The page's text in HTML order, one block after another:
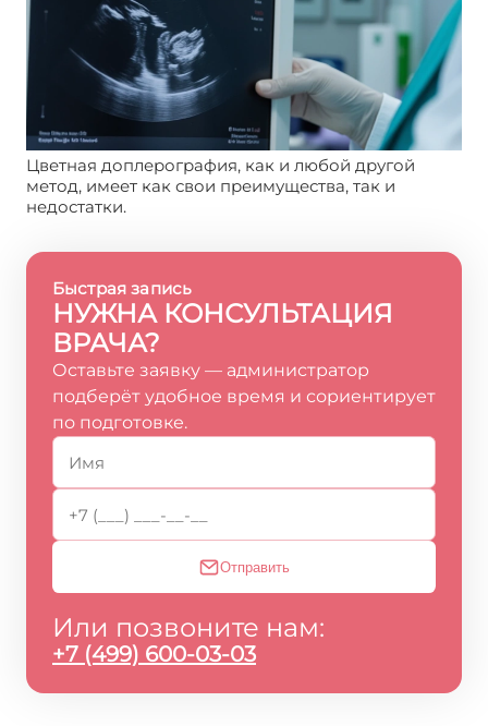
Цветная доплерография, как и любой другой
метод, имеет как свои преимущества, так и
недостатки.
Быстрая запись
НУЖНА КОНСУЛЬТАЦИЯ
ВРАЧА?
Оставьте заявку — администратор
подберёт удобное время и сориентирует
по подготовке.
Отправить
Или позвоните нам:
+7 (499) 600-03-03